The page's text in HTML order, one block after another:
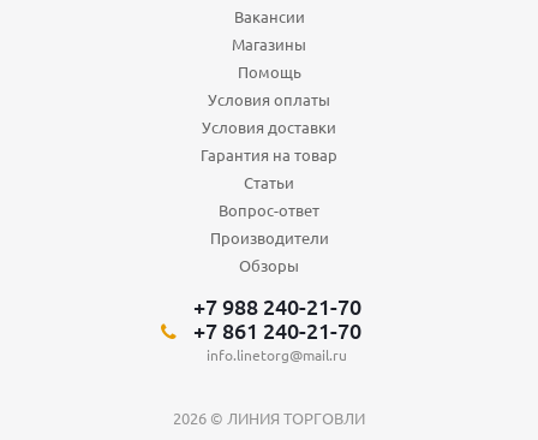
Вакансии
Магазины
Помощь
Условия оплаты
Условия доставки
Гарантия на товар
Статьи
Вопрос-ответ
Производители
Обзоры
+7 988 240-21-70
+7 861 240-21-70
info.linetorg@mail.ru
2026 © ЛИНИЯ ТОРГОВЛИ